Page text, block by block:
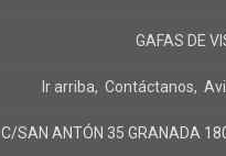
GAFAS DE
Ir arriba Contáctanos
C/SAN ANTÓN 35 GRANADA